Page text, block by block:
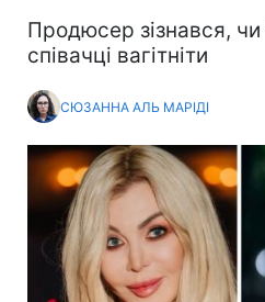
Продюсер зізнався,
співачці вагітніти
СЮЗАННА АЛЬ МАРІДІ